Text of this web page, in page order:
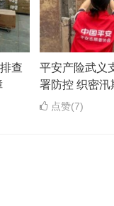
查
平安产险武义
署防控 织密汛
点赞(7)